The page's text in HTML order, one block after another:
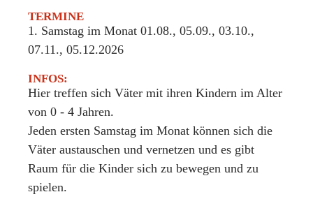
TERMINE
1. Samstag im Monat 01.08., 05.09., 03.10.,
07.11., 05.12.2026
INFOS:
Hier treffen sich Väter mit ihren Kindern im Alter
von 0 - 4 Jahren.
Jeden ersten Samstag im Monat können sich die
Väter austauschen und vernetzen und es gibt
Raum für die Kinder sich zu bewegen und zu
spielen.